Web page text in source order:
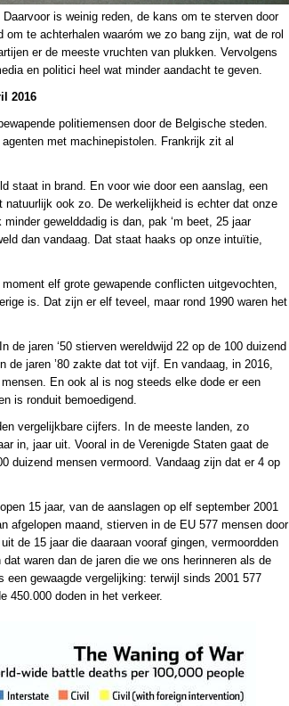
is weinig reden, de kans om te sterven door
te achterhalen waaróm we zo bang zijn, wat de rol
er de meeste vruchten van plukken. Vervolgens
en politici heel wat minder aandacht te geven.
2016
politiemensen door de Belgische steden.
met machinepistolen. Frankrijk zit al
staat in brand. En voor wie door een aanslag, een
ook zo. De werkelijkheid is echter dat onze
gewelddadig is dan, pak ‘m beet, 25 jaar
dan vandaag. Dat staat haaks op onze intuïtie,
elf grote gewapende conflicten uitgevochten,
is. Dat zijn er elf teveel, maar rond 1990 waren het
de jaren ‘50 stierven wereldwijd 22 op de 100 duizend
jaren ’80 zakte dat tot vijf. En vandaag, in 2016,
En ook al is nog steeds elke dode er een
is ronduit bemoedigend.
vergelijkbare cijfers. In de meeste landen, zo
in, jaar uit. Vooral in de Verenigde Staten gaat de
duizend mensen vermoord. Vandaag zijn dat er 4 op
15 jaar, van de aanslagen op elf september 2001
afgelopen maand, stierven in de EU 577 mensen door
de 15 jaar die daaraan vooraf gingen, vermoordden
waren dan de jaren die we ons herinneren als de
een gewaagde vergelijking: terwijl sinds 2001 577
450.000 doden in het verkeer.